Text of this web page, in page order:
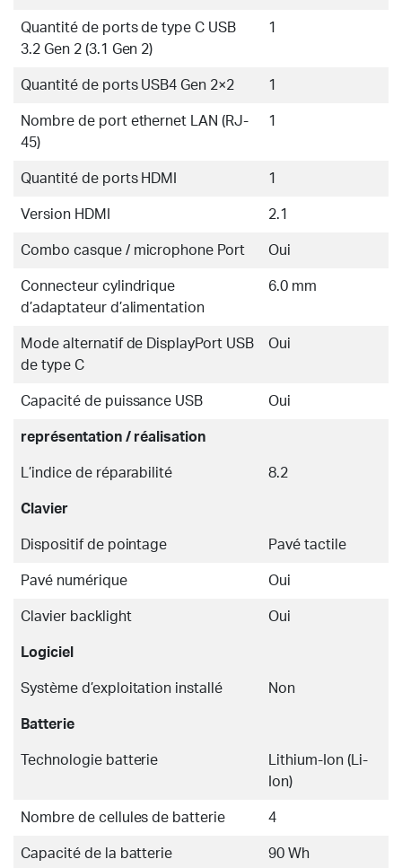
Quantité de ports de type C USB
3.2 Gen 2 (3.1 Gen 2)
1
Quantité de ports USB4 Gen 2×2 1
Nombre de port ethernet LAN (RJ-
45)
1
Quantité de ports HDMI 1
Version HDMI 2.1
Combo casque / microphone Port Oui
Connecteur cylindrique
d’adaptateur d’alimentation
6.0 mm
Mode alternatif de DisplayPort USB
de type C
Oui
Capacité de puissance USB Oui
représentation / réalisation
L’indice de réparabilité 8.2
Clavier
Dispositif de pointage Pavé tactile
Pavé numérique Oui
Clavier backlight Oui
Logiciel
Système d’exploitation installé Non
Batterie
Technologie batterie
Lithium-Ion (Li-
Ion)
Nombre de cellules de batterie 4
Capacité de la batterie 90 Wh